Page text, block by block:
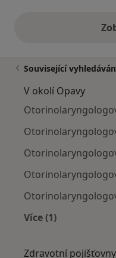
Související
V okolí Opavy
Více (1)
Zdravotní pojišťovny